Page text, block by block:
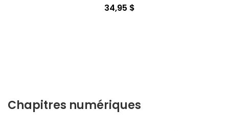
34,95 $
Chapitres numériques